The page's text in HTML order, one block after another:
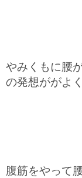
やみくもに腰
の発想ががよ
腹筋をやって